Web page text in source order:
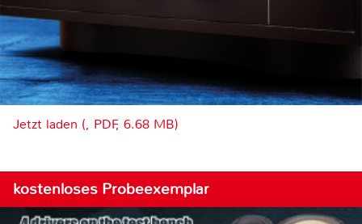
Jetzt laden (, PDF, 6.68 MB)
kostenloses Probeexemplar